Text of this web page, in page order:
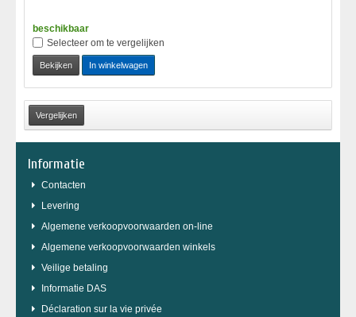
beschikbaar
Selecteer om te vergelijken
Bekijken In winkelwagen
Informatie
Contacten
Levering
Algemene verkoopvoorwaarden on-line
Algemene verkoopvoorwaarden winkels
Veilige betaling
Informatie DAS
Déclaration sur la vie privée